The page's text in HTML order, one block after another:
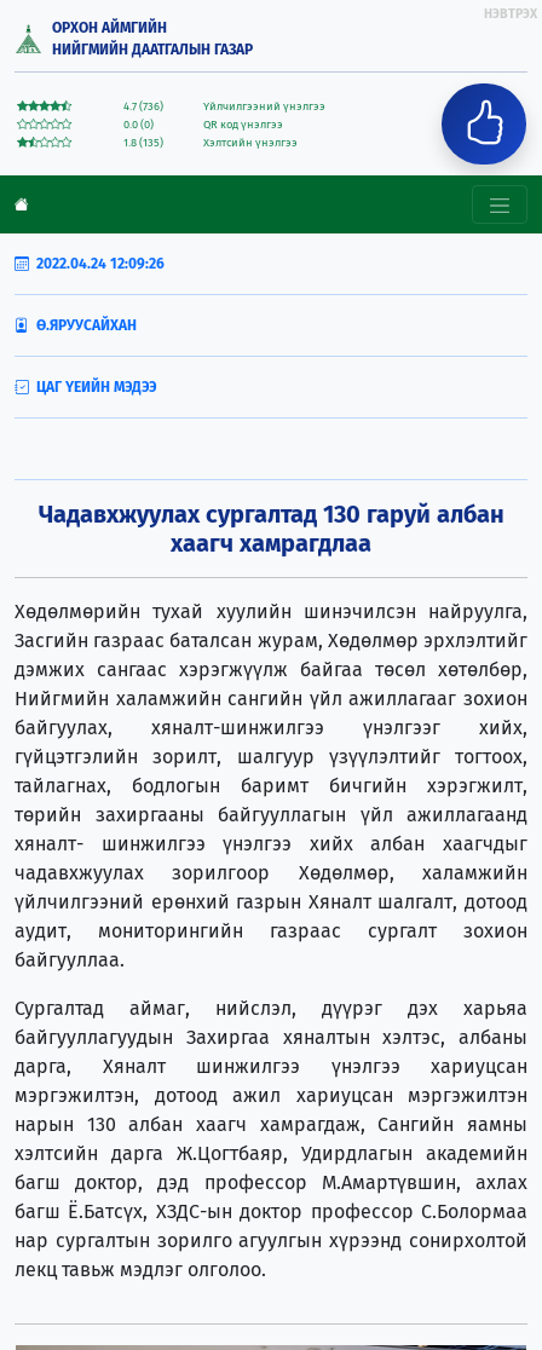
ОРХОН АЙМГИЙН
НИЙГМИЙН ДААТГАЛЫН ГАЗАР
4.7 (736)
Үйлчилгээний үнэлгээ
0.0 (0)
QR код үнэлгээ
1.8 (135)
Хэлтсийн үнэлгээ
НЭВТРЭХ
2022.04.24 12:09:26
Ө.ЯРУУСАЙХАН
ЦАГ ҮЕИЙН МЭДЭЭ
Чадавхжуулах сургалтад 130 гаруй албан
хаагч хамрагдлаа
Хөдөлмөрийн тухай хуулийн шинэчилсэн найруулга,
Засгийн газраас баталсан журам, Хөдөлмөр эрхлэлтийг
дэмжих сангаас хэрэгжүүлж байгаа төсөл хөтөлбөр,
Нийгмийн халамжийн сангийн үйл ажиллагааг зохион
байгуулах, хяналт-шинжилгээ үнэлгээг хийх,
гүйцэтгэлийн зорилт, шалгуур үзүүлэлтийг тогтоох,
тайлагнах, бодлогын баримт бичгийн хэрэгжилт,
төрийн захиргааны байгууллагын үйл ажиллагаанд
хяналт- шинжилгээ үнэлгээ хийх албан хаагчдыг
чадавхжуулах зорилгоор Хөдөлмөр, халамжийн
үйлчилгээний ерөнхий газрын Хяналт шалгалт, дотоод
аудит, мониторингийн газраас сургалт зохион
байгууллаа.
Сургалтад аймаг, нийслэл, дүүрэг дэх харьяа
байгууллагуудын Захиргаа хяналтын хэлтэс, албаны
дарга, Хяналт шинжилгээ үнэлгээ хариуцсан
мэргэжилтэн, дотоод ажил хариуцсан мэргэжилтэн
нарын 130 албан хаагч хамрагдаж, Сангийн яамны
хэлтсийн дарга Ж.Цогтбаяр, Удирдлагын академийн
багш доктор, дэд профессор М.Амартүвшин, ахлах
багш Ё.Батсүх, ХЗДС-ын доктор профессор С.Болормаа
нар сургалтын зорилго агуулгын хүрээнд сонирхолтой
лекц тавьж мэдлэг олголоо.